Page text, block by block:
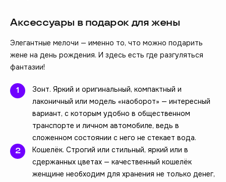
Аксессуары в подарок для жены
Элегантные мелочи — именно то, что можно подарить
жене на день рождения. И здесь есть где разгуляться
фантазии!
Зонт. Яркий и оригинальный, компактный и
лаконичный или модель «наоборот» — интересный
вариант, с которым удобно в общественном
транспорте и личном автомобиле, ведь в
сложенном состоянии с него не стекает вода.
Кошелёк. Строгий или стильный, яркий или в
сдержанных цветах — качественный кошелёк
женщине необходим для хранения не только денег,